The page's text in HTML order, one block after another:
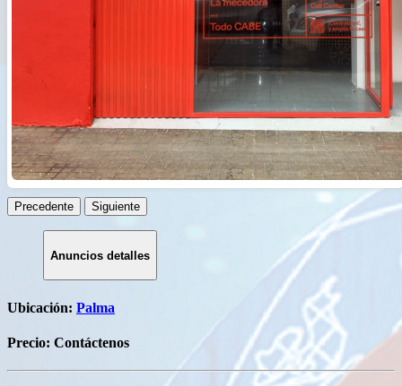
Precedente Siguiente
Anuncios detalles
Ubicación: Palma
Precio: Contáctenos